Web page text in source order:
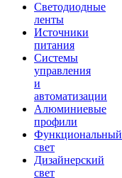
Светодиодные
ленты
Источники
питания
Системы
управления
и
автоматизации
Алюминиевые
профили
Функциональный
свет
Дизайнерский
свет